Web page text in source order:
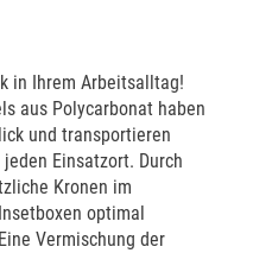
in Ihrem Arbeitsalltag!
aus Polycarbonat haben
und transportieren
Einsatzort. Durch
Kronen im
optimal
Vermischung der